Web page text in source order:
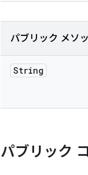
パブリック メソ
String
パブリック